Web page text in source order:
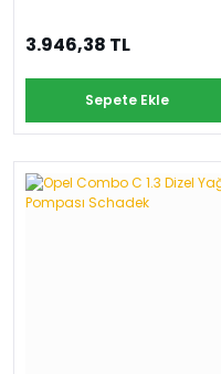
3.946,38 TL
Sepete Ekle